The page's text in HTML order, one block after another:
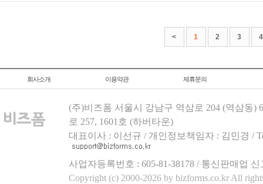
< 1 2 3 4
회사소개 이용약관 제휴문의
(주)비즈폼 서울시 강남구 역삼로 204 (역삼동)
로 257, 1601호 (하버타운)
대표이사 : 이선규 / 개인정보책임자 : 김민경 /
사업자등록번호 : 605-81-38178 / 통신판매업
Copyright (c) 2000-2026 by bizforms.co.kr All